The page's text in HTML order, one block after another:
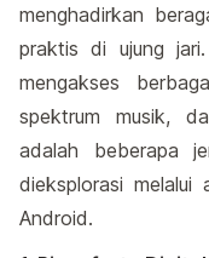
menghadirkan
praktis di ujung
mengakses
spektrum musik,
adalah beberapa
dieksplorasi
Android.